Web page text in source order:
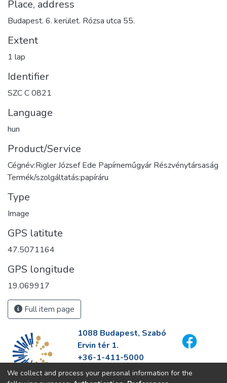
Place, address
Budapest. 6. kerület. Rózsa utca 55.
Extent
1 lap
Identifier
SZC C 0821
Language
hun
Product/Service
Cégnév:Rigler József Ede Papírneműgyár Részvénytársaság
Termék/szolgáltatás:papíráru
Type
Image
GPS latitute
47.5071164
GPS longitude
19.069917
Full item page
1088 Budapest, Szabó
Ervin tér 1.
+36-1-411-5000
info@fszek.hu
We collect and process your personal information for the